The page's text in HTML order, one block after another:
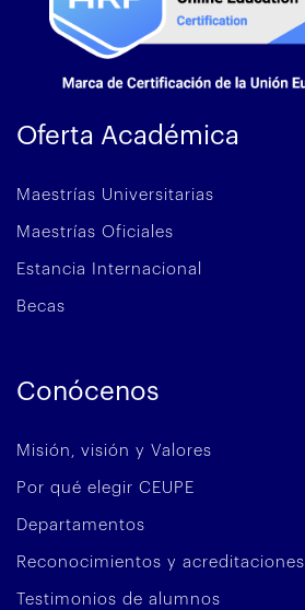
Oferta Académica
Maestrías Universitarias
Maestrías Oficiales
Estancia Internacional
Becas
Conócenos
Misión, visión y Valores
Por qué elegir CEUPE
Departamentos
Reconocimientos y acreditaciones
Testimonios de alumnos